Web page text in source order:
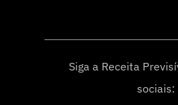
Siga a Receita
sociais: